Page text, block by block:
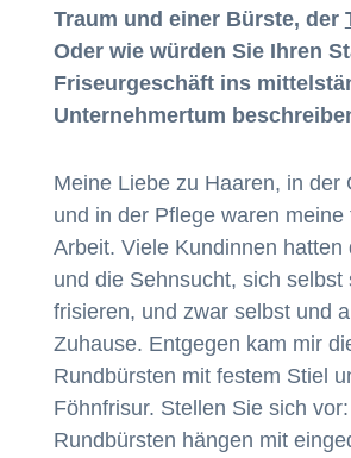
Traum und einer Bürste, der
Oder wie würden Sie Ihren
Friseurgeschäft ins
Unternehmertum
Meine Liebe zu Haaren, in der
und in der Pflege waren meine
Arbeit. Viele Kundinnen hatten
und die Sehnsucht, sich selbst
frisieren, und zwar selbst und
Zuhause. Entgegen kam mir
Rundbürsten mit festem Stiel
Föhnfrisur. Stellen Sie sich
Rundbürsten hängen mit